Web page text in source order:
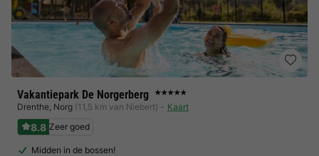
Vakantiepark De Norgerberg ★★★★★
Drenthe, Norg (11,5 km van Niebert) Kaart
8.8 Zeer goed
Midden in de bossen!